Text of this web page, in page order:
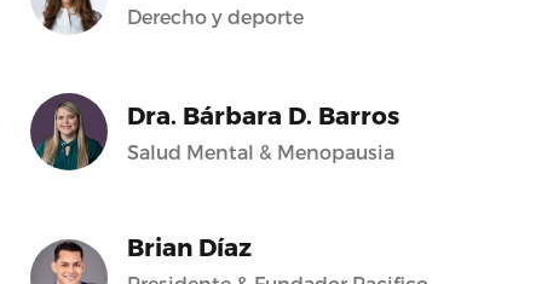
Derecho y deporte
Dra. Bárbara D. Barros
Salud Mental & Menopausia
Brian Díaz